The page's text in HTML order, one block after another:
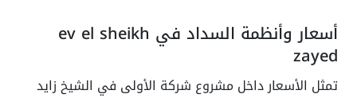
أسعار وأنظمة السداد في ev el sheikh
zayed
تمثل الأسعار داخل مشروع شركة الأولى في الشيخ زايد